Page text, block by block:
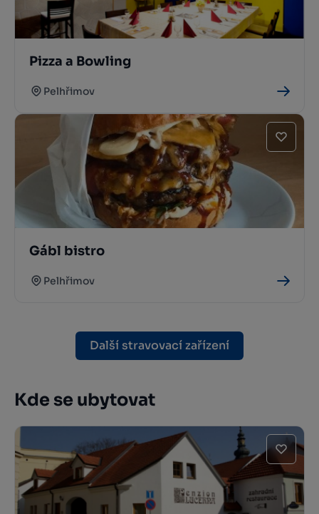
Pizza a Bowling
Pelhřimov
Gábl bistro
Pelhřimov
Další stravovací zařízení
Kde se ubytovat